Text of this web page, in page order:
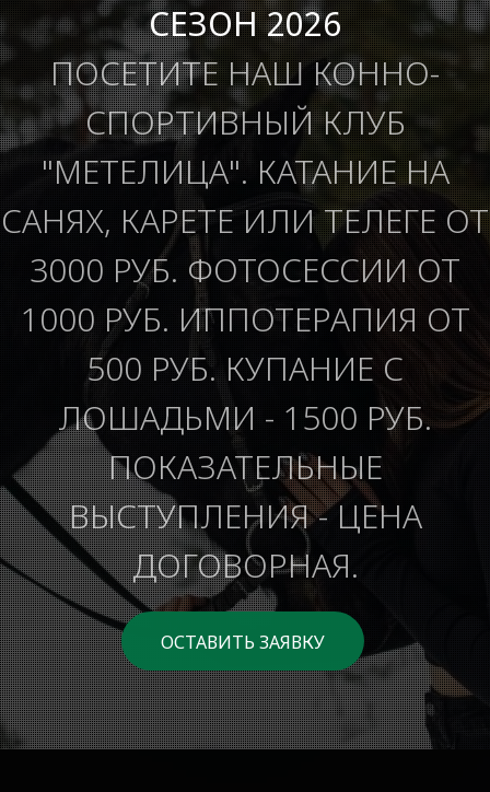
СЕЗОН 2026
ПОСЕТИТЕ НАШ КОННО-
СПОРТИВНЫЙ КЛУБ
"МЕТЕЛИЦА". КАТАНИЕ НА
САНЯХ, КАРЕТЕ ИЛИ ТЕЛЕГЕ ОТ
3000 РУБ. ФОТОСЕССИИ ОТ
1000 РУБ. ИППОТЕРАПИЯ ОТ
500 РУБ. КУПАНИЕ С
ЛОШАДЬМИ - 1500 РУБ.
ПОКАЗАТЕЛЬНЫЕ
ВЫСТУПЛЕНИЯ - ЦЕНА
ДОГОВОРНАЯ.
ОСТАВИТЬ ЗАЯВКУ